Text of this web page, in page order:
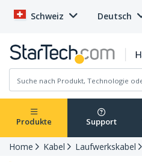
Schweiz Deutsch
Produkte Support
Home Kabel Laufwerkskabel